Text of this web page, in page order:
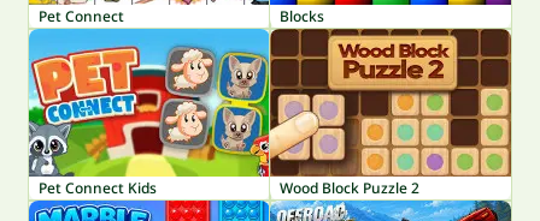
Pet Connect Blocks
Pet Connect Kids Wood Block Puzzle 2